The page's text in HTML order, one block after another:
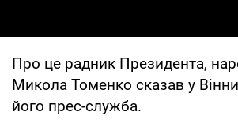
Про це радник Президента,
Микола Томенко сказав у
його прес-служба.